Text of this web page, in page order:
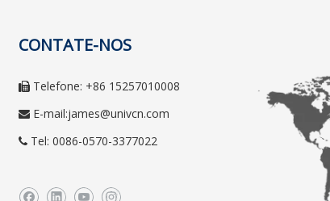
CONTATE-NOS
 Telefone: +86 15257010008
 E-mail:james@univcn.com
 Tel: 0086-0570-3377022